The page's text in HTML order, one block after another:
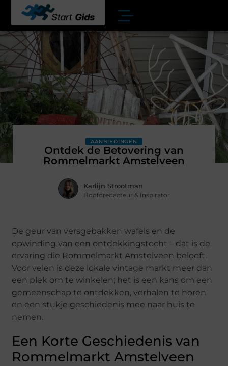
AANBIEDINGEN
Ontdek de Betovering van
Rommelmarkt Amstelveen
Karlijn Strootman
Hoofdredacteur & Inspirator
De geur van versgebakken wafels en de
opwinding van een ontdekkingstocht – dat is de
ervaring die Rommelmarkt Amstelveen belooft.
Voor velen is deze lokale vintage markt meer dan
een plek om te winkelen; het is een kans om een
gemeenschap te ontdekken, verhalen te horen
en een stukje geschiedenis mee naar huis te
nemen.
Een Korte Geschiedenis van
Rommelmarkt Amstelveen